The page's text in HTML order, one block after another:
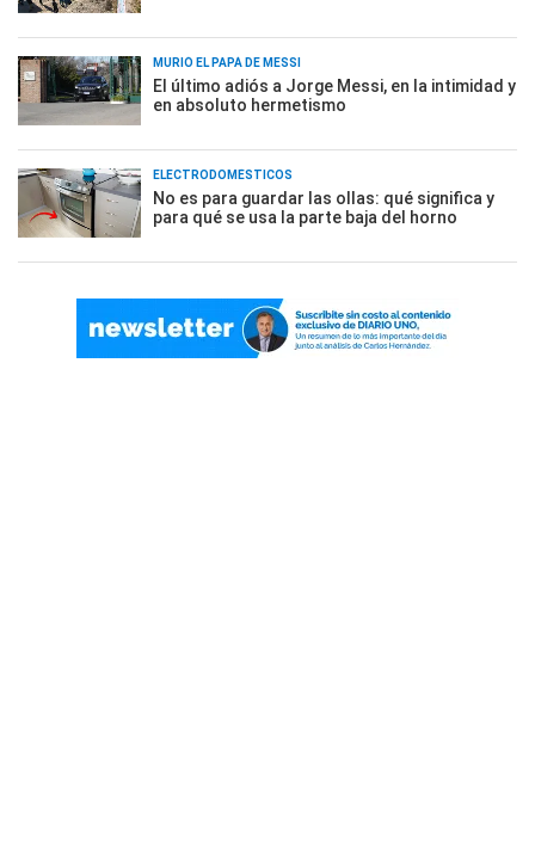
MURIÓ EL PAPÁ DE MESSI
El último adiós a Jorge Messi, en la intimidad y
en absoluto hermetismo
ELECTRODOMÉSTICOS
No es para guardar las ollas: qué significa y
para qué se usa la parte baja del horno